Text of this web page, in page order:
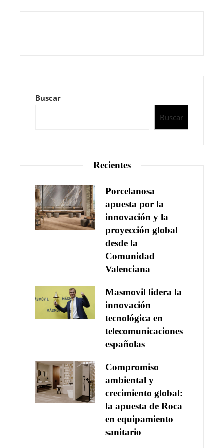
Buscar
Buscar
Recientes
Porcelanosa
apuesta por la
innovación y la
proyección global
desde la
Comunidad
Valenciana
Masmovil lidera la
innovación
tecnológica en
telecomunicaciones
españolas
Compromiso
ambiental y
crecimiento global:
la apuesta de Roca
en equipamiento
sanitario